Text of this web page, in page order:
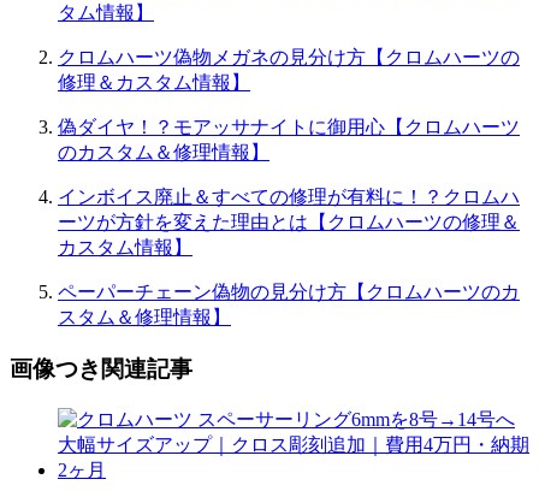
タム情報】
クロムハーツ偽物メガネの見分け方【クロムハーツの
修理＆カスタム情報】
偽ダイヤ！？モアッサナイトに御用心【クロムハーツ
のカスタム＆修理情報】
インボイス廃止＆すべての修理が有料に！？クロムハ
ーツが方針を変えた理由とは【クロムハーツの修理＆
カスタム情報】
ペーパーチェーン偽物の見分け方【クロムハーツのカ
スタム＆修理情報】
画像つき関連記事